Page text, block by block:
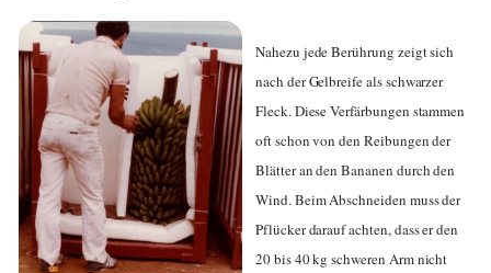
Nahezu jede Berührung zeigt sich
nach der Gelbreife als schwarzer
Fleck. Diese Verfärbungen stammen
oft schon von den Reibungen der
Blätter an den Bananen durch den
Wind. Beim Abschneiden muss der
Pflücker darauf achten, dass er den
20 bis 40 kg schweren Arm nicht